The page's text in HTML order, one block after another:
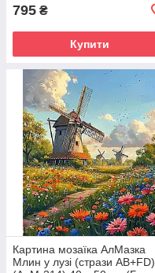
795 ₴
Купити
Картина мозаїка АлМазка
Млин у лузі (стрази AB+FD)